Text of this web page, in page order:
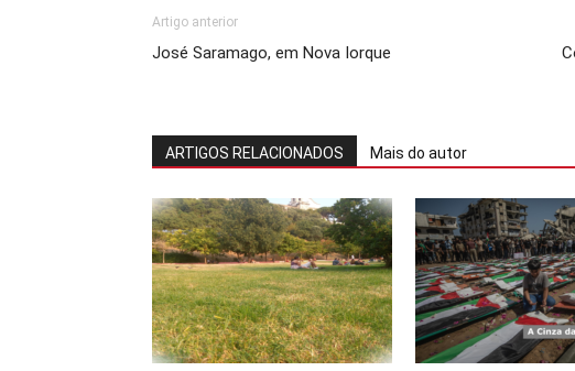
Artigo anterior
José Saramago, em Nova Iorque
ARTIGOS RELACIONADOS Mais do autor